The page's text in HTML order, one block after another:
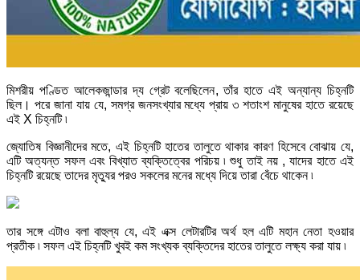
মিশরীয় পণ্ডিত আলেকজান্ডার দ্য গ্রেট বলেছিলেন, তাঁর হাতে এই অন্যান্য চিহ্নটি
ছিল। পরে জানা যায় যে, সমগ্র জনসংখ্যার মধ্যে প্রায় ৩ শতাংশ মানুষের হাতে রয়েছে
এই X চিহ্নটি ৷
জ্যোতিষ বিজ্ঞানীদের মতে, এই চিহ্নটি হাতের তালুতে থাকার কারণ হিসেবে বোঝায় যে,
এটি অত্যন্ত সফল এবং বিখ্যাত ব্যক্তিত্বের পরিচয় ৷ শুধু তাই নয় , যাদের হাতে এই
চিহ্নটি রয়েছে তাদের মৃত্যুর পরও সকলের মনের মধ্যে দিয়ে তারা বেঁচে থাকেন ৷
তার সঙ্গে এটাও বলা বাহুল্য যে, এই এক্স লেটারটির অর্থ হল এটি মহান নেতা হওয়ার
প্রতীক ৷ সফল এই চিহ্নটি খুবই কম সংখ্যক ব্যক্তিদের হাতের তালুতে লক্ষ্য করা যায় ৷